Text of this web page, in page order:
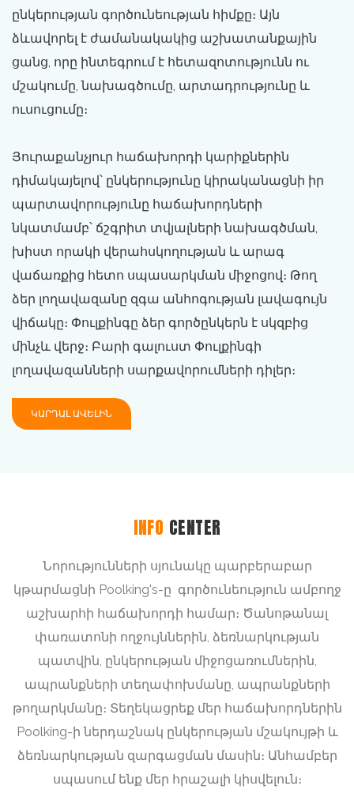
ընկերության գործունեության հիմքը։ Այն
ձևավորել է ժամանակակից աշխատանքային
ցանց, որը ինտեգրում է հետազոտությունն ու
մշակումը, նախագծումը, արտադրությունը և
ուսուցումը։
Յուրաքանչյուր հաճախորդի կարիքներին
դիմակայելով՝ ընկերությունը կիրականացնի իր
պարտավորությունը հաճախորդների
նկատմամբ՝ ճշգրիտ տվյալների նախագծման,
խիստ որակի վերահսկողության և արագ
վաճառքից հետո սպասարկման միջոցով։ Թող
ձեր լողավազանը զգա անհոգության լավագույն
վիճակը։ Փուլքինգը ձեր գործընկերն է սկզբից
մինչև վերջ։ Բարի գալուստ Փուլքինգի
լողավազանների սարքավորումների դիլեր։
ԿԱՐԴԱԼ ԱՎԵԼԻՆ
INFO CENTER
Նորությունների սյունակը պարբերաբար
կթարմացնի Poolking's-ը գործունեություն ամբողջ
աշխարհի հաճախորդի համար։ Ծանոթանալ
փառատոնի ողջույններին, ձեռնարկության
պատվին, ընկերության միջոցառումներին,
ապրանքների տեղափոխմանը, ապրանքների
թողարկմանը։ Տեղեկացրեք մեր հաճախորդներին
Poolking-ի ներդաշնակ ընկերության մշակույթի և
ձեռնարկության զարգացման մասին։ Անհամբեր
սպասում ենք մեր հրաշալի կիսվելուն։